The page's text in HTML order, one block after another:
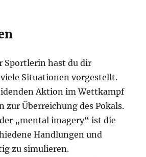
Sportlerin hast du dir
Situationen vorgestellt.
Aktion im Wettkampf
zur Überreichung des Pokals.
„mental imagery“ ist die
Handlungen und
zu simulieren.